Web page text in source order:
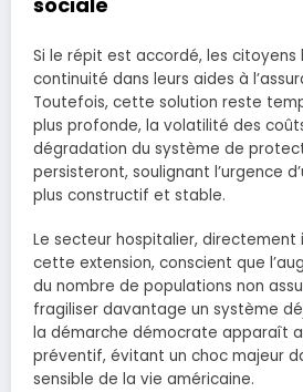
Si le répit est accordé, les citoyens
continuité dans leurs aides à
Toutefois, cette solution reste
plus profonde, la volatilité des
dégradation du système de
persisteront, soulignant l’urgence
plus constructif et stable.
Le secteur hospitalier,
cette extension, conscient que
du nombre de populations non
fragiliser davantage un système
la démarche démocrate apparaît
préventif, évitant un choc majeur
sensible de la vie américaine.